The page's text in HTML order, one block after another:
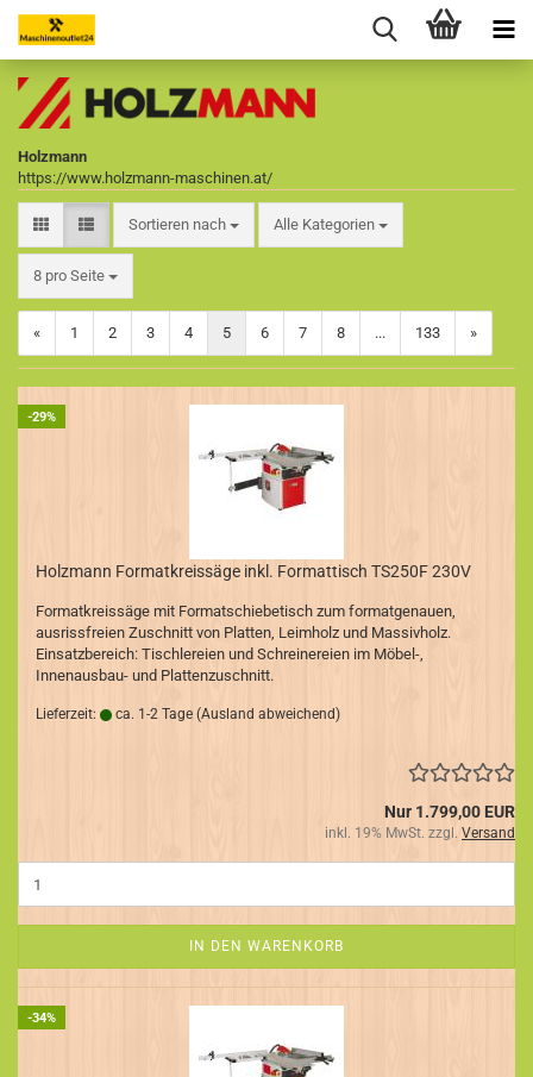
Holzmann
https://www.holzmann-maschinen.at/
Sortieren nach
Sortieren nach Alle Kategorien
8 pro Seite
pro Seite
« 1 2 3 4 5 6 7 8 ... 133 »
-29%
Holzmann Formatkreissäge inkl. Formattisch TS250F 230V
Formatkreissäge mit Formatschiebetisch zum formatgenauen,
ausrissfreien Zuschnitt von Platten, Leimholz und Massivholz.
Einsatzbereich: Tischlereien und Schreinereien im Möbel-,
Innenausbau- und Plattenzuschnitt.
Lieferzeit: ca. 1-2 Tage (Ausland abweichend)
Nur 1.799,00 EUR
inkl. 19% MwSt. zzgl. Versand
IN DEN WARENKORB
-34%